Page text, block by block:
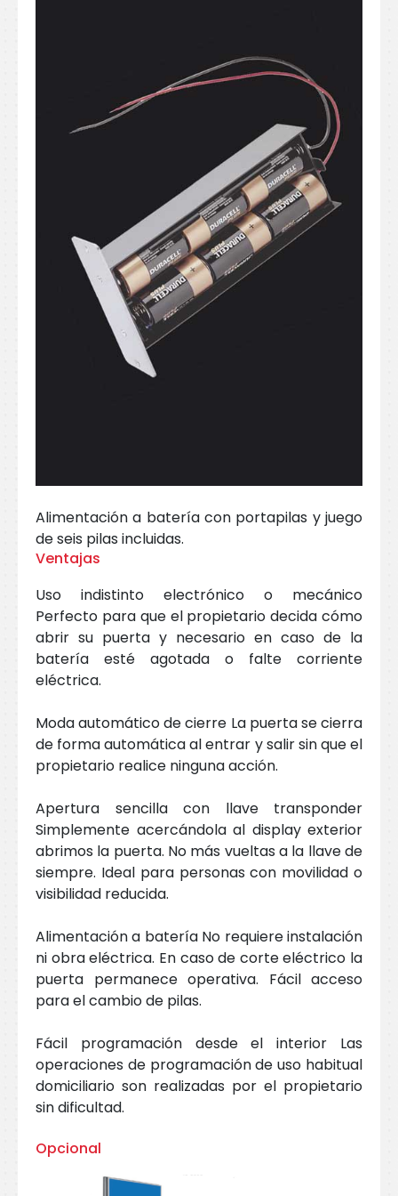
Alimentación a batería con portapilas y juego
de seis pilas incluidas.
Ventajas
Uso indistinto electrónico o mecánico
Perfecto para que el propietario decida cómo
abrir su puerta y necesario en caso de la
batería esté agotada o falte corriente
eléctrica.
Moda automático de cierre La puerta se cierra
de forma automática al entrar y salir sin que el
propietario realice ninguna acción.
Apertura sencilla con llave transponder
Simplemente acercándola al display exterior
abrimos la puerta. No más vueltas a la llave de
siempre. Ideal para personas con movilidad o
visibilidad reducida.
Alimentación a batería No requiere instalación
ni obra eléctrica. En caso de corte eléctrico la
puerta permanece operativa. Fácil acceso
para el cambio de pilas.
Fácil programación desde el interior Las
operaciones de programación de uso habitual
domiciliario son realizadas por el propietario
sin dificultad.
Opcional